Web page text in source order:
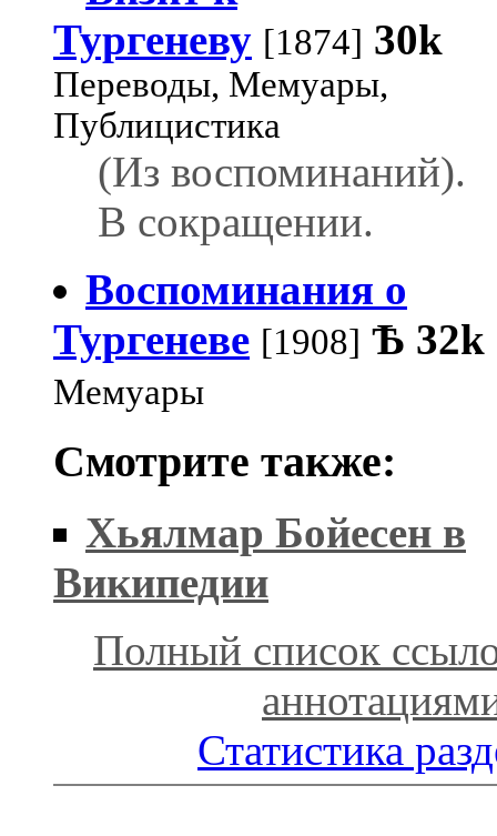
Тургеневу [1874] 30k
Переводы, Мемуары,
Публицистика
(Из воспоминаний).
В сокращении.
Воспоминания о
Тургеневе [1908] Ѣ 32k
Мемуары
Смотрите также:
Хьялмар Бойесен в
Википедии
Полный список
Статистика